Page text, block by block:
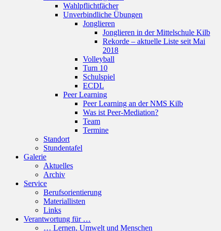
Wahlpflichtfächer
Unverbindliche Übungen
Jonglieren
Jonglieren in der Mittelschule Kilb
Rekorde – aktuelle Liste seit Mai
2018
Volleyball
Turn 10
Schulspiel
ECDL
Peer Learning
Peer Learning an der NMS Kilb
Was ist Peer-Mediation?
Team
Termine
Standort
Stundentafel
Galerie
Aktuelles
Archiv
Service
Berufsorientierung
Materiallisten
Links
Verantwortung für …
… Lernen, Umwelt und Menschen